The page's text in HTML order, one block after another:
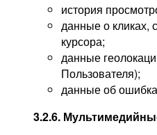
история
данные о кликах,
курсора;
данные
Пользователя);
данные об
3.2.6.